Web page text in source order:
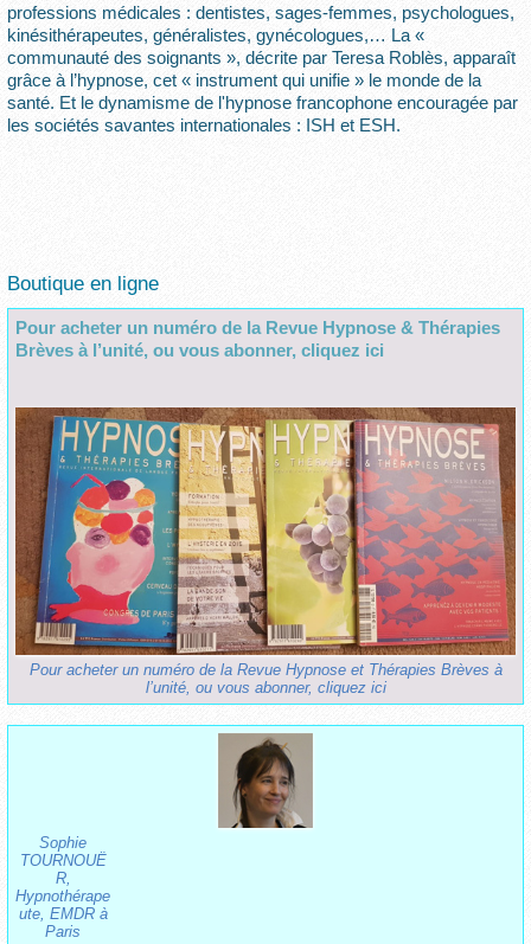
professions médicales : dentistes, sages-femmes, psychologues,
kinésithérapeutes, généralistes, gynécologues,… La «
communauté des soignants », décrite par Teresa Roblès, apparaît
grâce à l’hypnose, cet « instrument qui unifie » le monde de la
santé. Et le dynamisme de l'hypnose francophone encouragée par
les sociétés savantes internationales : ISH et ESH.
Boutique en ligne
Pour acheter un numéro de la Revue Hypnose & Thérapies
Brèves à l’unité, ou vous abonner, cliquez ici
Pour acheter un numéro de la Revue Hypnose et Thérapies Brèves à
l’unité, ou vous abonner, cliquez ici
Sophie
TOURNOUË
R,
Hypnothérape
ute, EMDR à
Paris